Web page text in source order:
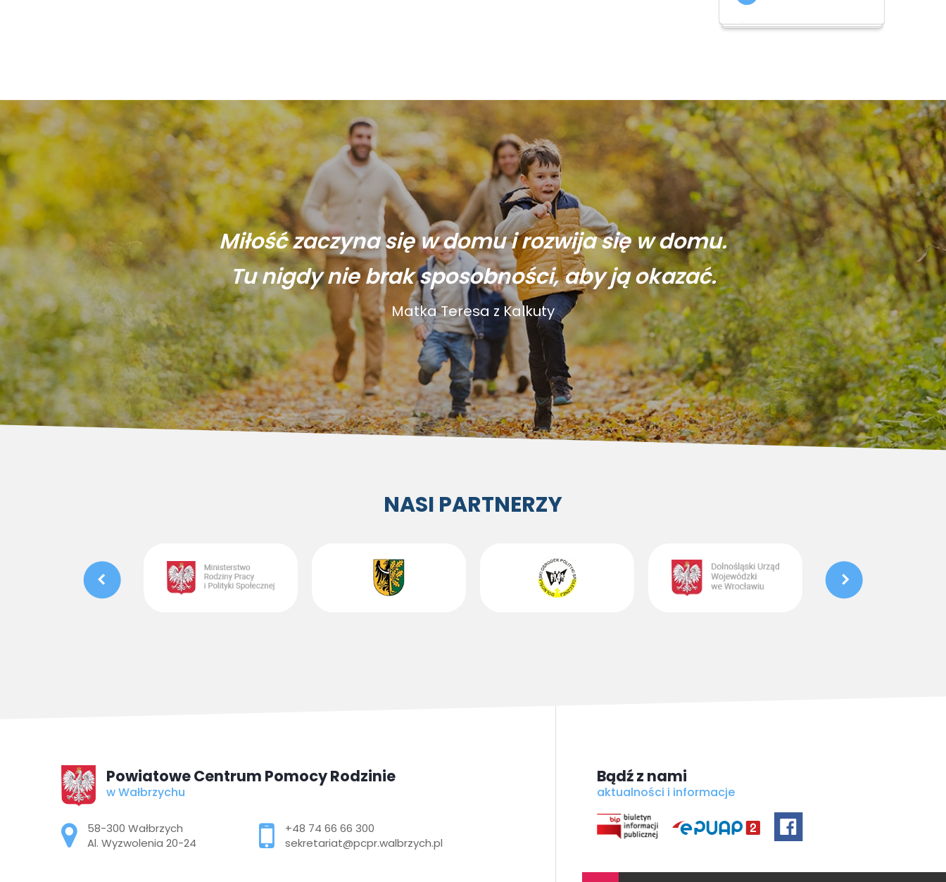
Miłość zaczyna się w domu i rozwija się w domu.
Tu nigdy nie brak sposobności, aby ją okazać.
Matka Teresa z Kalkuty
NASI PARTNERZY
Powiatowe Centrum Pomocy Rodzinie
w Wałbrzychu
Adres pocztowy:
58-300 Wałbrzych
Al. Wyzwolenia 20-24
+48 74 66 66 300
sekretariat@pcpr.walbrzych.pl
Bądź z nami
aktualności i informacje